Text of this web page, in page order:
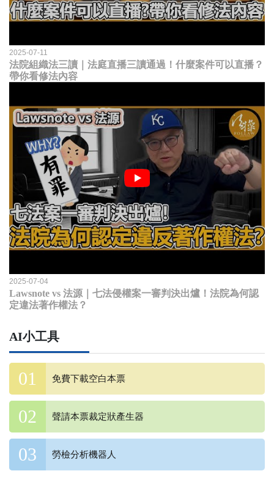
2025-07-11
法院組織法三讀｜法庭直播三讀通過！什麼案件可以直播？
帶你看修法內容
2025-07-04
Lawsnote vs 法源｜七法侵權案一審判決出爐！法院為何認
定違法著作權法？
AI小工具
免費下載空白本票
聲請本票裁定狀產生器
勞檢分析機器人